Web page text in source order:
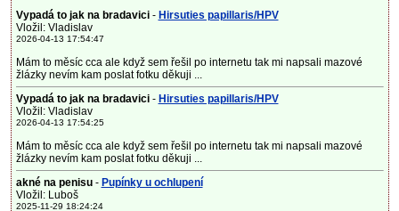
Vypadá to jak na bradavici - Hirsuties papillaris/HPV
Vložil: Vladislav
2026-04-13 17:54:47
Mám to měsíc cca ale když sem řešil po internetu tak mi napsali mazové
žlázky nevím kam poslat fotku děkuji ...
Vypadá to jak na bradavici - Hirsuties papillaris/HPV
Vložil: Vladislav
2026-04-13 17:54:25
Mám to měsíc cca ale když sem řešil po internetu tak mi napsali mazové
žlázky nevím kam poslat fotku děkuji ...
akné na penisu- Pupínky u ochlupení
Vložil: Luboš
2025-11-29 18:24:24